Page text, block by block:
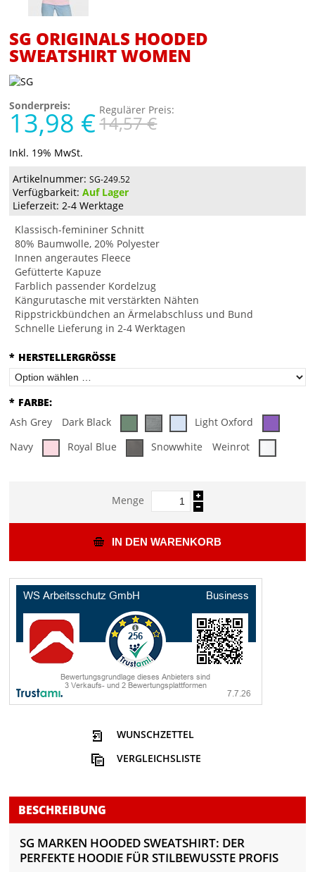
SG ORIGINALS HOODED
SWEATSHIRT WOMEN
Sonderpreis:
13,98 € Regulärer Preis:
14,57 €
Inkl. 19% MwSt.
Artikelnummer: SG-249.52
Verfügbarkeit:Auf Lager
Lieferzeit: 2-4 Werktage
Klassisch-femininer Schnitt
80% Baumwolle, 20% Polyester
Innen angerautes Fleece
Gefütterte Kapuze
Farblich passender Kordelzug
Kängurutasche mit verstärkten Nähten
Rippstrickbündchen an Ärmelabschluss und Bund
Schnelle Lieferung in 2-4 Werktagen
* HERSTELLERGRÖSSE
* FARBE:
Ash Grey
Dark Black
Light Oxford
Navy
Royal Blue Snowwhite Weinrot
Menge
IN DEN WARENKORB
WUNSCHZETTEL
VERGLEICHSLISTE
BESCHREIBUNG
SG MARKEN HOODED SWEATSHIRT: DER
PERFEKTE HOODIE FÜR STILBEWUSSTE PROFIS